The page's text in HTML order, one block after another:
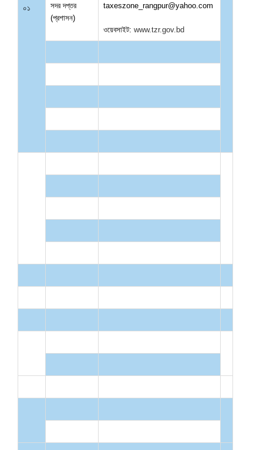
০১
সদর দপ্তর
(প্রশাসন)
taxeszone_rangpur@yahoo.com
ওয়েবসাইট: www.tzr.gov.bd